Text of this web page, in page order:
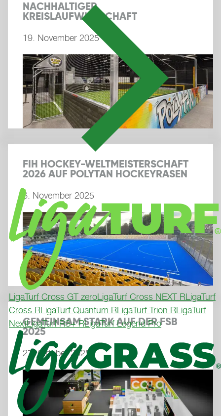
NACHHALTIGER
KREISLAUFWIRTSCHAFT
19. November 2025
FIH HOCKEY-WELTMEISTERSCHAFT
2026 AUF POLYTAN HOCKEYRASEN
6. November 2025
GEMEINSAM STARK AUF DER FSB
2025
27. Oktober 2025
LigaTurf Cross GT zeroLigaTurf Cross NEXT RLigaTurf
Cross RLigaTurf Quantum RLigaTurf Trion RLigaTurf
NextLigaTurf RS+ RLigaTurf Legend Pro